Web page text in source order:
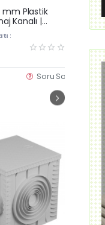
Yeni Ürün
mm Plastik
Kanalı |
ve Havuz
:
Soru Sor